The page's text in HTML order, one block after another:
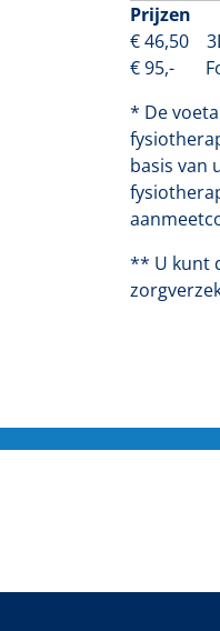
Prijzen
€ 46,50
€ 95,-
* De
basis van
** U kunt